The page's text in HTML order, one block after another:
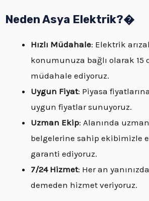
Neden Asya Elektrik?�
Hızlı Müdahale: Elektrik
konumunuza bağlı olarak 15
müdahale ediyoruz.
Uygun Fiyat: Piyasa
uygun fiyatlar sunuyoruz.
Uzman Ekip: Alanında
belgelerine sahip ekibimizle
garanti ediyoruz.
7/24 Hizmet: Her an
demeden hizmet veriyoruz.